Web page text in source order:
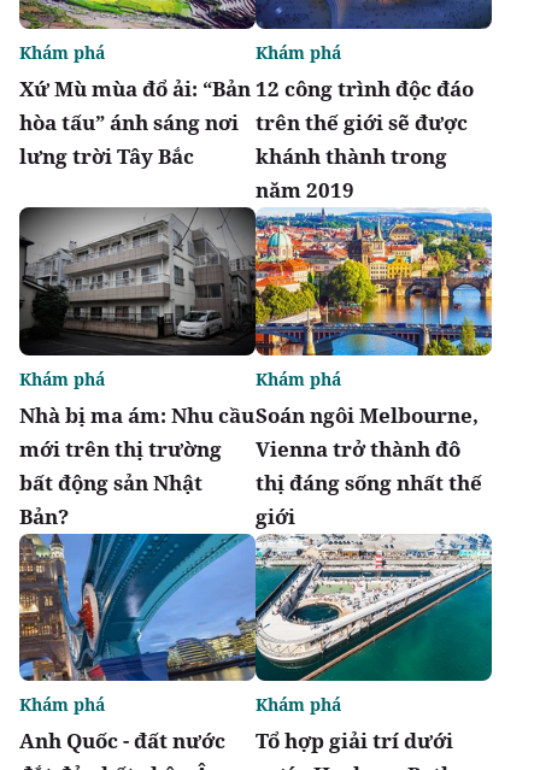
Xứ Mù mùa đổ ải: “Bản
hòa tấu” ánh sáng nơi
lưng trời Tây Bắc
Khám phá
12 công trình độc đáo
trên thế giới sẽ được
khánh thành trong
năm 2019
Khám phá
Nhà bị ma ám: Nhu cầu
mới trên thị trường
bất động sản Nhật
Bản?
Khám phá
Soán ngôi Melbourne,
Vienna trở thành đô
thị đáng sống nhất thế
giới
Khám phá
Anh Quốc - đất nước
Khám phá
Tổ hợp giải trí dưới
Khám phá